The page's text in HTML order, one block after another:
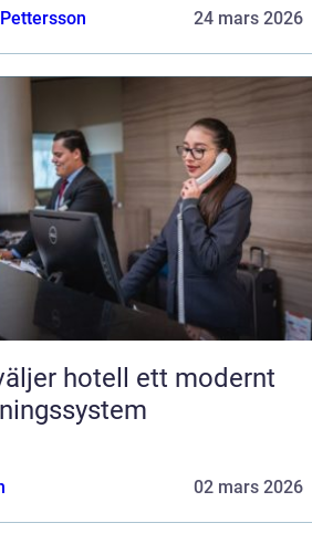
24 mars 2026
hotell ett modernt
02 mars 2026